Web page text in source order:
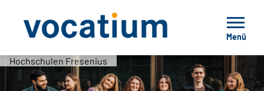
Menü
Hochschulen Fresenius